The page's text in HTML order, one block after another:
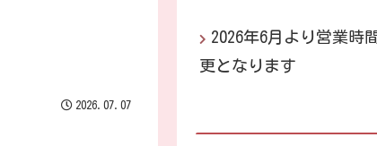
2026.07.07
2026年6月より営業時
更となります